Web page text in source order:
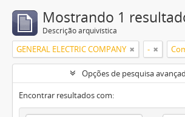
Mostrando 1
Descrição arquivística
GENERAL ELECTRIC COMPANY -
Opções de pesquisa
Encontrar resultados com: